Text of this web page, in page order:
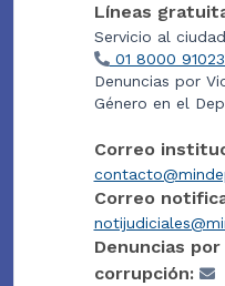
Líneas
Servicio al
01 8000
Denuncias por
Género en el
Correo
Correo
Denuncias
corrupción: